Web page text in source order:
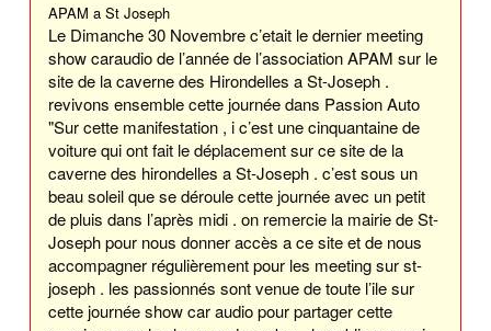
APAM a St Joseph
Le Dimanche 30 Novembre c’etait le dernier meeting
show caraudio de l’année de l’association APAM sur le
site de la caverne des Hirondelles a St-Joseph .
revivons ensemble cette journée dans Passion Auto
"Sur cette manifestation , i c’est une cinquantaine de
voiture qui ont fait le déplacement sur ce site de la
caverne des hirondelles a St-Joseph . c’est sous un
beau soleil que se déroule cette journée avec un petit
de pluis dans l’après midi . on remercie la mairie de St-
Joseph pour nous donner accès a ce site et de nous
accompagner régulièrement pour les meeting sur st-
joseph . les passionnés sont venue de toute l’ile sur
cette journée show car audio pour partager cette